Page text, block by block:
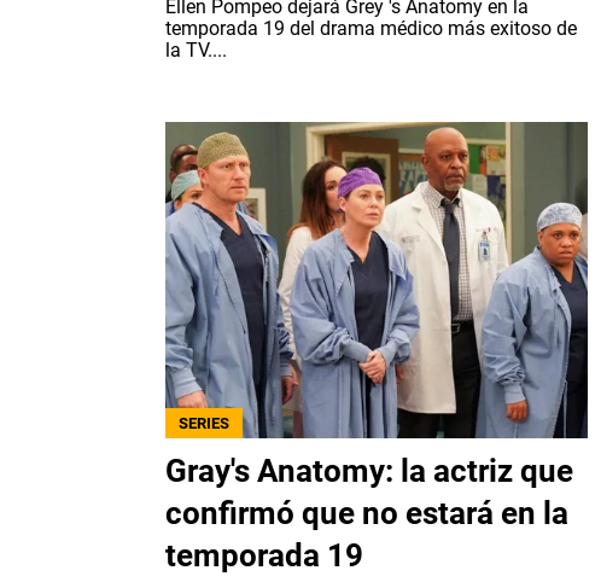
Ellen Pompeo dejará Grey 's Anatomy en la
temporada 19 del drama médico más exitoso de
la TV....
SERIES
Gray's Anatomy: la actriz que
confirmó que no estará en la
temporada 19